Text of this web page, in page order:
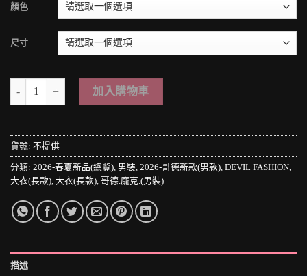
顏色
尺寸
＊MINI PUNK LOLO＊黑暗龐克搖滾-末日之戰の異世界勇者雙色壓
加入購物車
貨號: 不提供
分類: 2026-春夏新品(總覧), 男裝, 2026-哥德新款(男款), DEVIL FASHION,
大衣(長款), 大衣(長款), 哥德.龐克.(男裝)
描述